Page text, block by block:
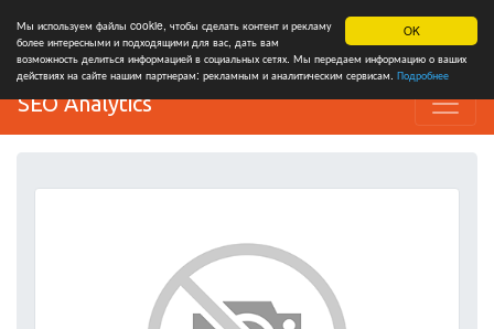
OK
Мы используем файлы cookie, чтобы сделать контент и рекламу
более интересными и подходящими для вас, дать вам
возможность делиться информацией в социальных сетях. Мы передаем информацию о ваших
действиях на сайте нашим партнерам: рекламным и аналитическим сервисам. Подробнее
SEO Analytics